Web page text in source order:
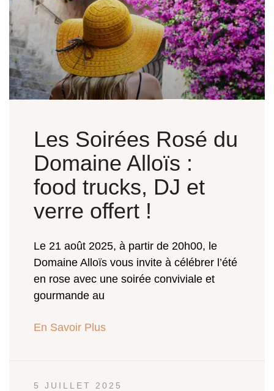
Les Soirées Rosé du
Domaine Alloïs :
food trucks, DJ et
verre offert !
Le 21 août 2025, à partir de 20h00, le
Domaine Alloïs vous invite à célébrer l’été
en rose avec une soirée conviviale et
gourmande au
En Savoir Plus
5 JUILLET 2025